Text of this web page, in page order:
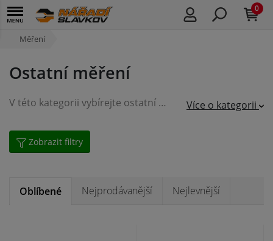
0
Měření
Ostatní měření
V této kategorii vybírejte ostatní pomůcky pro měření, jako například listové měrky, úchylkoměry, olovnice, měřící kolečka, pantografy a jiné. Více o kategorii
Zobrazit filtry
Oblíbené Nejprodávanější Nejlevnější